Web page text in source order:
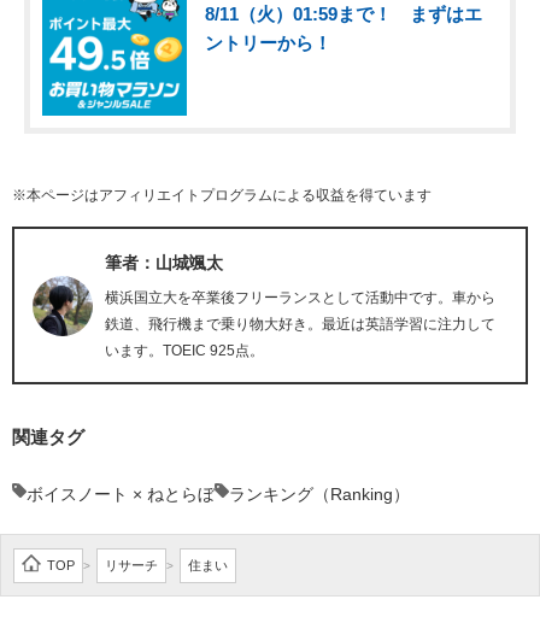
8/11（火）01:59まで！ まずはエ
ントリーから！
※本ページはアフィリエイトプログラムによる収益を得ています
筆者：山城颯太
横浜国立大を卒業後フリーランスとして活動中です。車から
鉄道、飛行機まで乗り物大好き。最近は英語学習に注力して
います。TOEIC 925点。
関連タグ
ボイスノート × ねとらぼ ランキング（Ranking）
TOP > リサーチ > 住まい